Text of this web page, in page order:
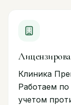
Клиника
Работаем
учетом